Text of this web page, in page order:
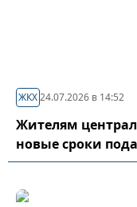
ЖКХ24.07.2026 в 14:52
Жителям
новые сроки